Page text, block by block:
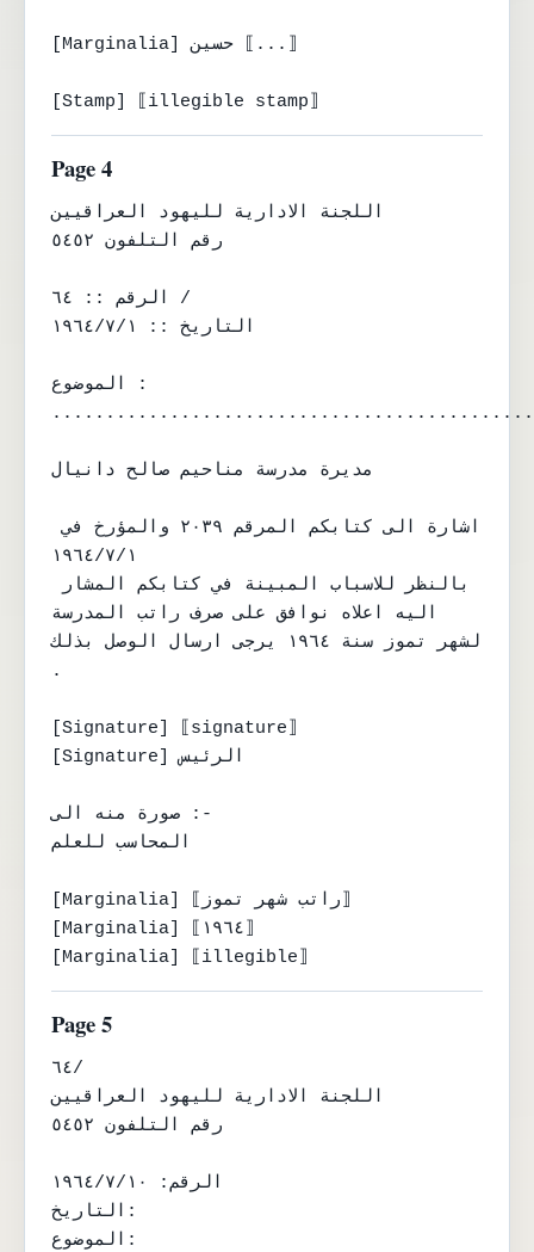
[Marginalia] حسين ⟦...⟧
[Stamp] ⟦illegible stamp⟧
Page 4
اللجنة الادارية لليهود العراقيين
رقم التلفون ٥٤٥٢
الرقم :: ٦٤ /
التاريخ :: ١٩٦٤/٧/١
الموضوع :
مديرة مدرسة مناحيم صالح دانيال
اشارة الى كتابكم المرقم ٢٠٣٩ والمؤرخ في
١٩٦٤/٧/١
اليه اعلاه نوافق على صرف راتب المدرسة
لشهر تموز سنة ١٩٦٤ يرجى ارسال الوصل بذلك
.
[Signature] ⟦signature⟧
[Signature] الرئيس
صورة منه الى :-
المحاسب للعلم
[Marginalia] ⟦راتب شهر تموز⟧
[Marginalia] ⟦١٩٦٤⟧
[Marginalia] ⟦illegible⟧
Page 5
٦٤/
اللجنة الادارية لليهود العراقيين
رقم التلفون ٥٤٥٢
الرقم: ١٩٦٤/٧/١٠
التاريخ:
الموضوع: